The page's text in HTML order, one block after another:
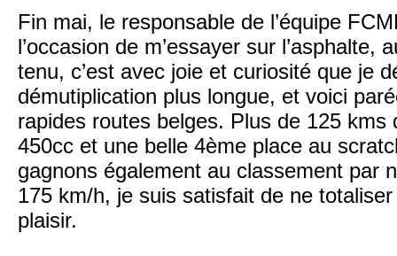
Fin mai, le responsable de l’équipe
l’occasion de m’essayer sur
tenu, c’est avec joie et curiosité que je
démutiplication plus longue, et voici
rapides routes belges. Plus de 125 kms
450cc et une belle 4ème place au
gagnons également au classement par
175 km/h, je suis satisfait de ne
plaisir.